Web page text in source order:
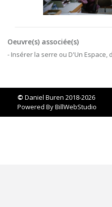
Oeuvre(s) associée(s)
- Insérer la serre ou D'Un Espace,
© Daniel Buren 2018-2026
Powered ByBillWebStudio